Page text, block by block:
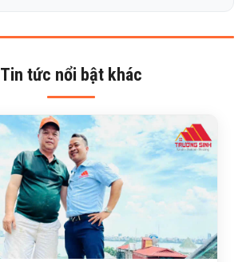
Tin tức nổi bật khác